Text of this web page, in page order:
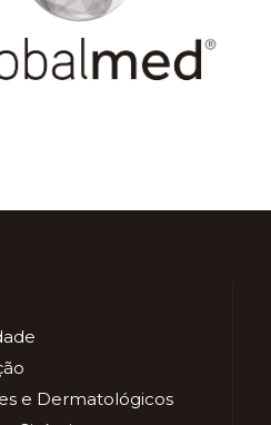
e Dermatológicos